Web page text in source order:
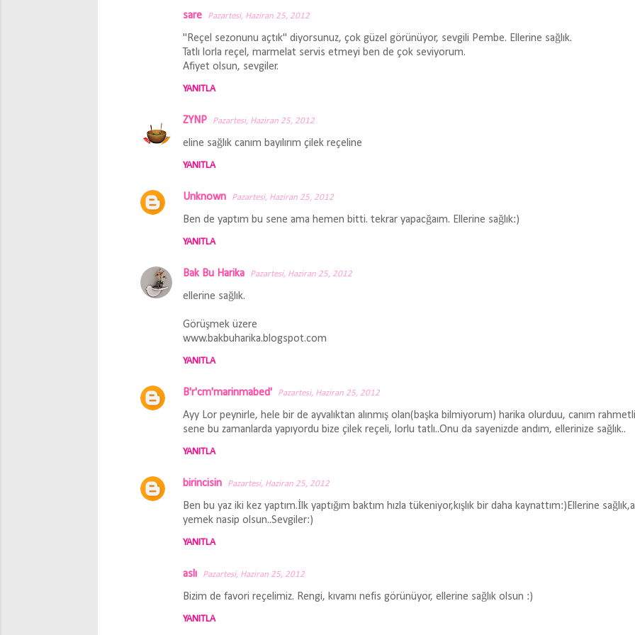
a
sare Pazartesi, Haziran 25, 2012
"Reçel sezonunu açtık" diyorsunuz, çok güzel görünüyor, sevgili Pembe. Ellerine sağlık.
Tatlı lorla reçel, marmelat servis etmeyi ben de çok seviyorum.
Afiyet olsun, sevgiler.
YANITLA
ZYNP Pazartesi, Haziran 25, 2012
eline sağlık canım bayılırım çilek reçeline
YANITLA
Unknown Pazartesi, Haziran 25, 2012
Ben de yaptım bu sene ama hemen bitti. tekrar yapacğaım. Ellerine sağlık:)
YANITLA
Bak Bu Harika Pazartesi, Haziran 25, 2012
ellerine sağlık.
Görüşmek üzere
www.bakbuharika.blogspot.com
YANITLA
B'r'cm'marinmabed' Pazartesi, Haziran 25, 2012
Ayy Lor peynirle, hele bir de ayvalıktan alınmış olan(başka bilmiyorum) harika olurduu, canım
sene bu zamanlarda yapıyordu bize çilek reçeli, lorlu tatlı..Onu da sayenizde andım, ellerinize sağlık..
YANITLA
birincisin Pazartesi, Haziran 25, 2012
Ben bu yaz iki kez yaptım.İlk yaptığım baktım hızla tükeniyor,kışlık bir daha kaynattım:)Ellerine
yemek nasip olsun..Sevgiler:)
YANITLA
aslı Pazartesi, Haziran 25, 2012
Bizim de favori reçelimiz. Rengi, kıvamı nefis görünüyor, ellerine sağlık olsun :)
YANITLA